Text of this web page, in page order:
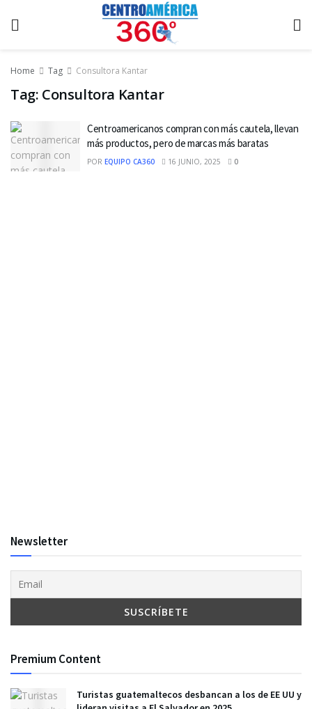
Home Tag Consultora Kantar
Tag: Consultora Kantar
Centroamericanos compran con más cautela, llevan
más productos, pero de marcas más baratas
POR EQUIPO CA360 16 JUNIO, 2025 0
Newsletter
Premium Content
Turistas guatemaltecos desbancan a los de EE UU y